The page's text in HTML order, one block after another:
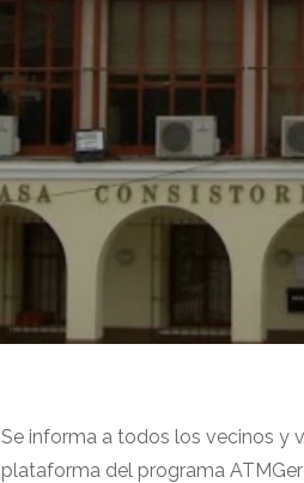
Se informa a todos los vecinos y
plataforma del programa